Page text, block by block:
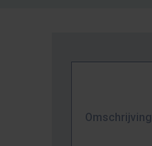
Omschrijving